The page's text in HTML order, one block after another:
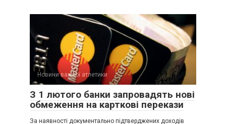
Новини важкої атлетики
З 1 лютого банки запровадять нові
обмеження на карткові перекази
За наявності документально підтверджених доходів